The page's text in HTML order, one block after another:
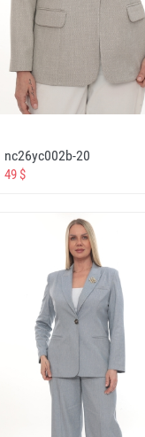
موقع ستيلا للبيع بالجملة على الإنترنت stella
,Esratash
Mağazası , Vatoz
оптом stella
stella
,
greentous Center
nc26yc002b-20
49 $